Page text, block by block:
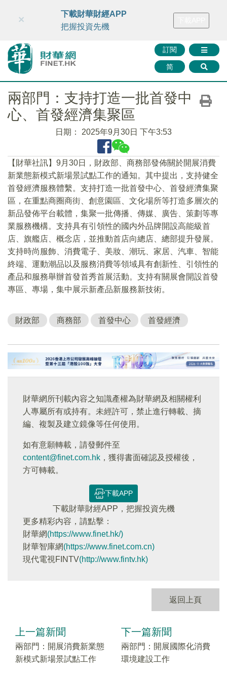
財華智庫網 FINTV FINMETA 財華證券 媒體矩陣
訂閱
简
×
下載財華財經APP
把握投資先機
兩部門：支持打造一批首發中
心、首發經濟集聚區
日期： 2025年9月30日 下午3:53
【財華社訊】9月30日，財政部、商務部發佈關於開展消費
新業態新模式新場景試點工作的通知。其中提出，支持健全
首發經濟服務體繫。支持打造一批首發中心、首發經濟集聚
區，在重點商圈商街、創意園區、文化場所等打造多層次的
新品發佈平台載體，集聚一批傳播、傳媒、廣告、策劃等專
業服務機構。支持具有引領性的國内外品牌開設高能級首
店、旗艦店、概念店，並推動首店向總店、總部提升發展。
支持時尚服飾、消費電子、美妝、潮玩、家居、汽車、智能
終端、運動潮品以及服務消費等領域具有創新性、引領性的
產品和服務舉辦首發首秀首展活動。支持有關展會開設首發
專區、專場，集中展示新產品新服務新技術。
財政部 商務部 首發中心 首發經濟
財華網所刊載內容之知識產權為財華網及相關權利
人專屬所有或持有。未經許可，禁止進行轉載、摘
編、複製及建立鏡像等任何使用。
如有意願轉載，請發郵件至
content@finet.com.hk ，獲得書面確認及授權後，
方可轉載。
下載APP
下載財華財經APP，把握投資先機
更多精彩内容，請點擊：
財華網(https://www.finet.hk/)
財華智庫網(https://www.finet.com.cn)
現代電視FINTV(http://www.fintv.hk)
返回上頁
上一篇新聞
兩部門：開展消費新業態
新模式新場景試點工作
下一篇新聞
兩部門：開展國際化消費
環境建設工作